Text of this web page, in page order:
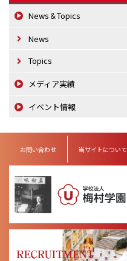
News＆Topics
News
Topics
メディア実績
イベント情報
お問い合わせ 当サイトについて